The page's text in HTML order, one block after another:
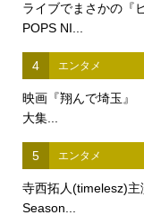
ライブでまさかの『
POPS NI...
4 エンタメ
映画『翔んで埼玉』
大集...
5 エンタメ
寺西拓人(timelesz)
Season...